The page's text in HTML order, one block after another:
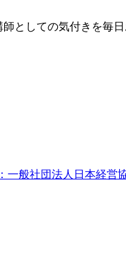
としての気付きを毎
一般社団法人日本経営